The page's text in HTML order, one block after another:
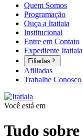
Quem Somos
Programação
Ouça a Itatiaia
Institucional
Entre em Contato
Expediente Itatiaia
Filiadas
Afiliadas
Trabalhe Conosco
Você está em
Tudo sobre